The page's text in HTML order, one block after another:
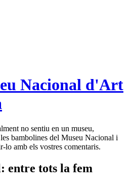
Nacional d'Art
no sentiu en un museu,
bambolines del Museu Nacional i
amb els vostres comentaris.
entre tots la fem